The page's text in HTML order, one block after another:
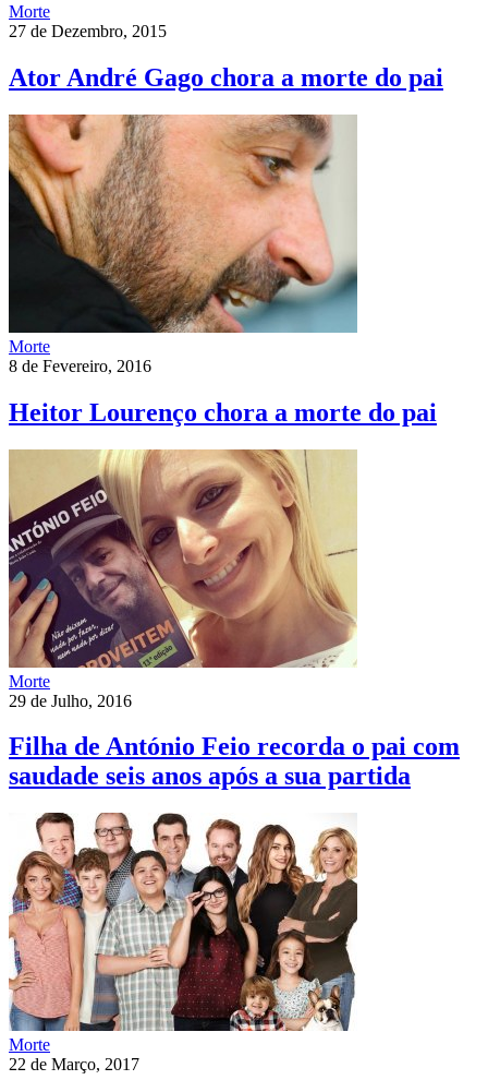
Morte
27 de Dezembro, 2015
Ator André Gago chora a morte do pai
Morte
8 de Fevereiro, 2016
Heitor Lourenço chora a morte do pai
Morte
29 de Julho, 2016
Filha de António Feio recorda o pai com
saudade seis anos após a sua partida
Morte
22 de Março, 2017